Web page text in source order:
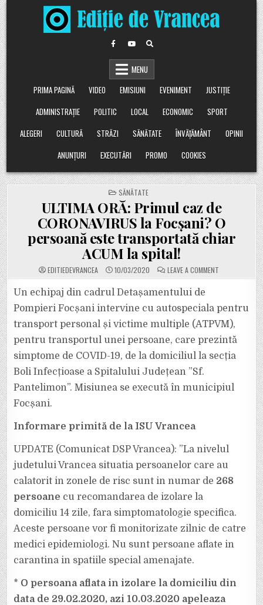
Skip
to
content
MENU
PRIMA PAGINĂ
VIDEO EMISIUNI EVENIMENT
JUSTIȚIE
ADMINISTRAȚIE
POLITIC LOCAL ECONOMIC
SPORT
ALEGERI
CULTURĂ STRĂZI SĂNĂTATE ÎNVĂȚĂMÂNT
OPINII
ANUNȚURI
EXECUTĂRI PROMO COOKIES
POSTED
IN
SĂNĂTATE
ULTIMA ORĂ: Primul caz de
CORONAVIRUS la Focșani? O
persoană este transportată chiar
ACUM la spital!
EDITIEDEVRANCEA 10/03/2020 LEAVE A COMMENTON
ULTIMA
DE
CORONAVIRUS
LA
FOCȘANI?
PERSOANĂ
CHIAR
SPITAL!
Un echipaj din cadrul Detașamentului de
Pompieri Focșani intervine cu autospeciala pentru
transport personal și victime multiple (ATPVM),
pentru transportul unei persoane, care prezintă
simptome de COVID-19, de la domiciliul la secția
Boli Infecțioase a Spitalului Județean ”Sf.
Pantelimon”. Misiunea se execută în municipiul
Focșani.
Informare primită de la ISU Vrancea
UPDATE (Comunicat DSP Vrancea): ”La nivelul
judetului Vrancea situatia persoanelor care au
calatorit in zonele de risc sunt in numar de 268
persoane cu recomandarea de izolare la
domiciliu 14 zile, fara simptomatologie specifica.
Aceste persoane vor fi monitorizate zilnic de catre
medici epidemiologi. Nu sunt persoane aflate in
carantina in spatiile special amenajate.
* O persoana aflata in izolare la domiciliu din
data de 29.02.2020, azi 10.03.2020 apeleaza